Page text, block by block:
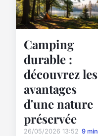
Camping
durable :
découvrez les
avantages
d'une nature
préservée
26/05/2026 13:52 9 min